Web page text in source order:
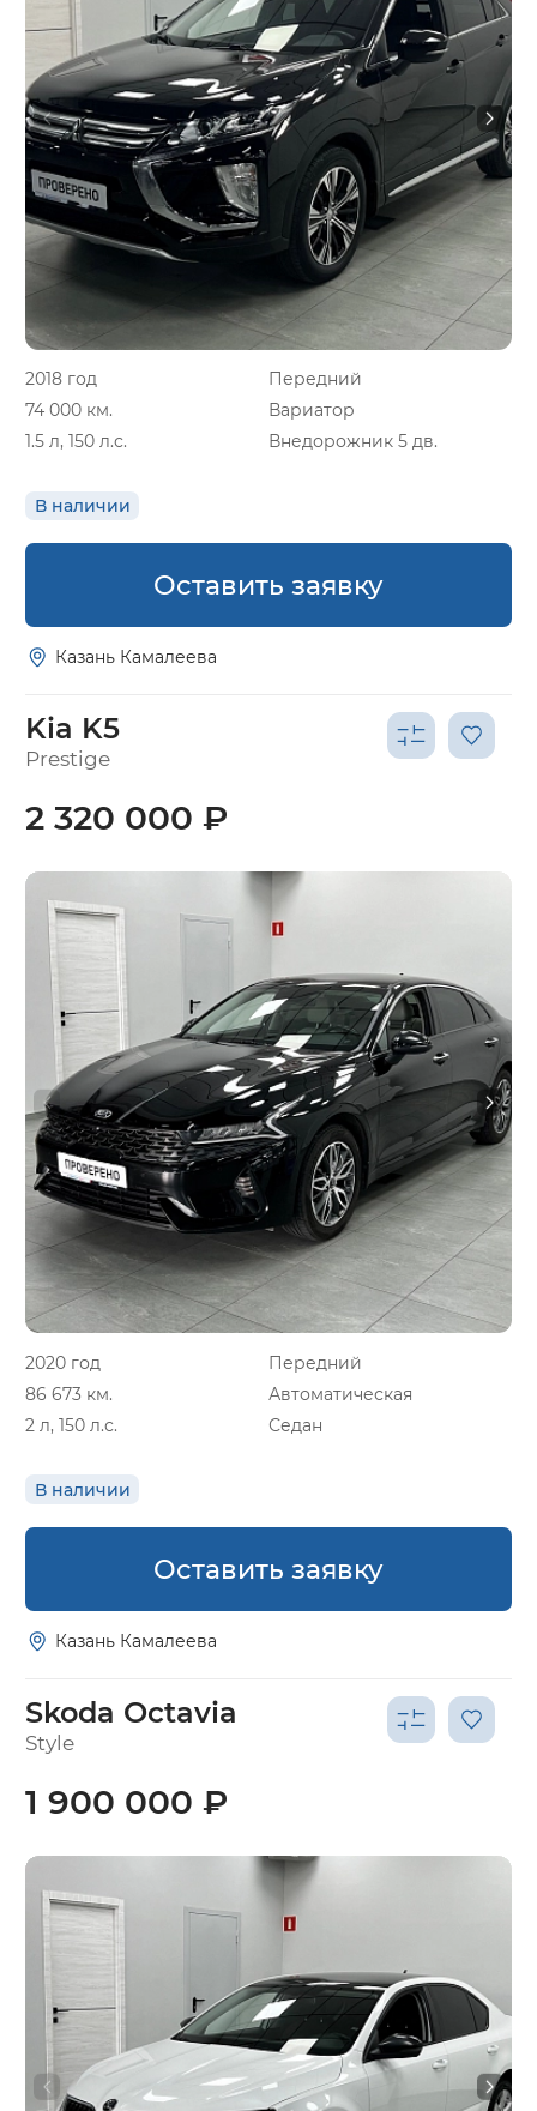
2018 год
Передний
74 000 км.
Вариатор
1.5 л, 150 л.с.
Внедорожник 5 дв.
В наличии
Оставить заявку
Казань Камалеева
Kia K5
Prestige
2020 год
Передний
86 673 км.
Автоматическая
2 л, 150 л.с.
Седан
В наличии
2 320 000 ₽
Оставить заявку
Казань Камалеева
Skoda Octavia
Style
1 900 000 ₽